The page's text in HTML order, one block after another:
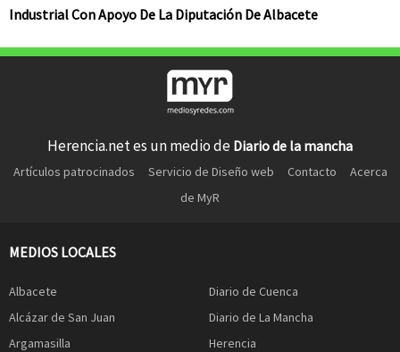
Industrial Con Apoyo De La Diputación De Albacete
Herencia.net es un medio de Diario de la mancha
Artículos patrocinados Servicio de Diseño web Contacto
Acerca
de MyR
MEDIOS LOCALES
Albacete
Alcázar de San Juan
Argamasilla
Diario de Cuenca
Diario de La Mancha
Herencia